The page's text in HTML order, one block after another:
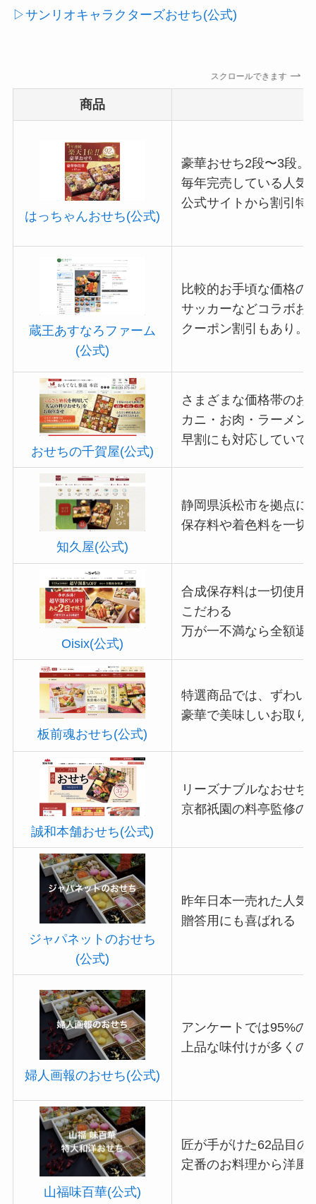
▷サンリオキャラクターズおせち(公式)
スクロールできます
商品
はっちゃんおせち(公式)
豪華おせち2段〜3段。
毎年完売している人気
公式サイトから割引特
蔵王あすなろファーム
(公式)
比較的お手頃な価格の
サッカーなどコラボお
クーポン割引もあり。
おせちの千賀屋(公式)
さまざまな価格帯のお
カニ・お肉・ラーメン
早割にも対応していて
知久屋(公式)
静岡県浜松市を拠点に
保存料や着色料を一切
Oisix(公式)
合成保存料は一切使用
こだわる
万が一不満なら全額返
板前魂おせち(公式)
特選商品では、ずわい
豪華で美味しいお取り
誠和本舗おせち(公式)
リーズナブルなおせち
京都祇園の料亭監修の
ジャパネットのおせち
(公式)
昨年日本一売れた人気
贈答用にも喜ばれる
婦人画報のおせち(公式)
アンケートでは95%の
上品な味付けが多くの
山福味百華(公式)
匠が手がけた62品目の
定番のお料理から洋風